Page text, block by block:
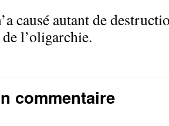
causé autant de
l’oligarchie.
commentaire